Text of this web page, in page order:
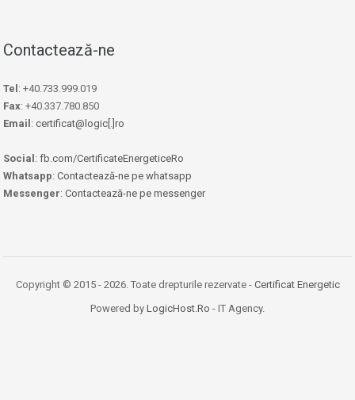
Contactează-ne
Tel : +40.733.999.019
Fax: +40.337.780.850
Email : certificat@logic[.]ro
Social : fb.com/CertificateEnergeticeRo
Whatsapp: Contactează-ne pe whatsapp
Messenger: Contactează-ne pe messenger
Copyright © 2015 - 2026. Toate drepturile rezervate - Certificat Energetic
Powered by LogicHost.Ro - IT Agency.